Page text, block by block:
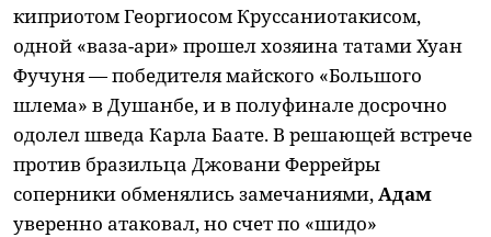
киприотом Георгиосом Круссаниотакисом,
одной «ваза-ари» прошел хозяина татами Хуан
Фучуня — победителя майского «Большого
шлема» в Душанбе, и в полуфинале досрочно
одолел шведа Карла Баате. В решающей встрече
против бразильца Джовани Феррейры
соперники обменялись замечаниями,Адам
уверенно атаковал, но счет по «шидо»